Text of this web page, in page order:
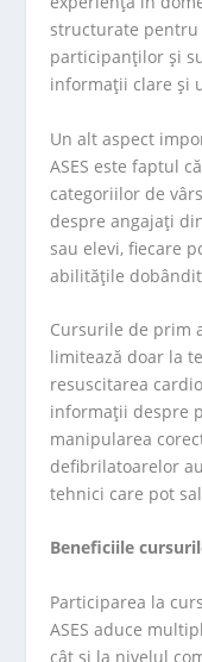
structurate pentru
participanților și
informații clare și
Un alt aspect
ASES este faptul
categoriilor de
despre angajați
sau elevi, fiecare
abilitățile
Cursurile de prim
limitează doar la
resuscitarea
informații despre
manipularea
defibrilatoarelor
tehnici care pot
Beneficiile
Participarea la
ASES aduce
cât și la nivelul